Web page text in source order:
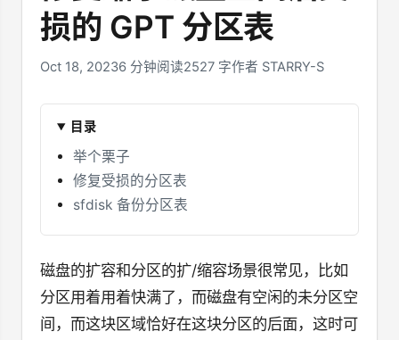
损的 GPT 分区表
Oct 18, 20236 分钟阅读2527 字作者 STARRY-S
目录
举个栗子
修复受损的分区表
sfdisk 备份分区表
磁盘的扩容和分区的扩/缩容场景很常见，比如
分区用着用着快满了，而磁盘有空闲的未分区空
间，而这块区域恰好在这块分区的后面，这时可